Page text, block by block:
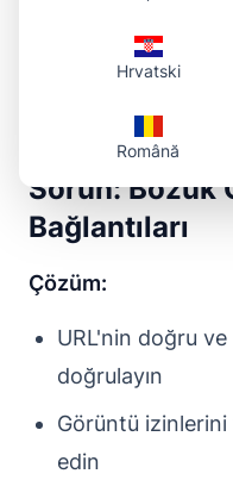
Yaygın
Sorun: Bozuk
Bağlantıları
Çözüm:
URL'nin doğru
doğrulayın
Görüntü izinlerini
edin
Hrvatski
Română